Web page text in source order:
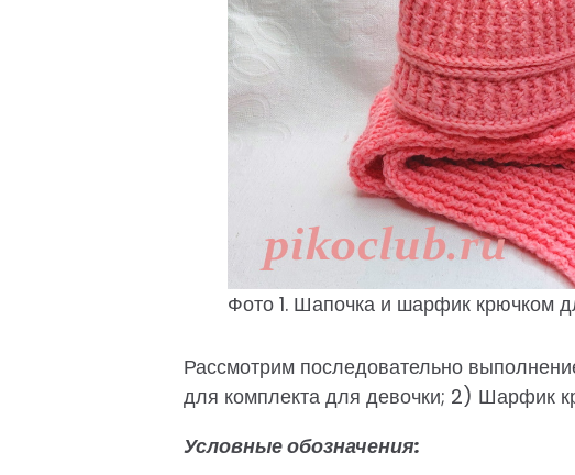
Фото 1. Шапочка и шарфик крючком
Рассмотрим последовательно
для комплекта для девочки; 2) Шарфик
Условные обозначения: